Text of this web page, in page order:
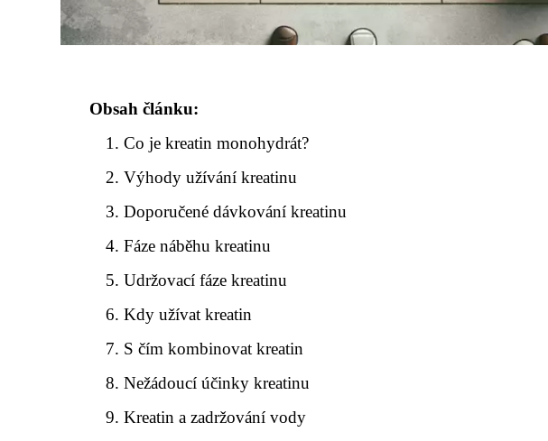
Obsah článku:
Co je kreatin monohydrát?
Výhody užívání kreatinu
Doporučené dávkování kreatinu
Fáze náběhu kreatinu
Udržovací fáze kreatinu
Kdy užívat kreatin
S čím kombinovat kreatin
Nežádoucí účinky kreatinu
Kreatin a zadržování vody